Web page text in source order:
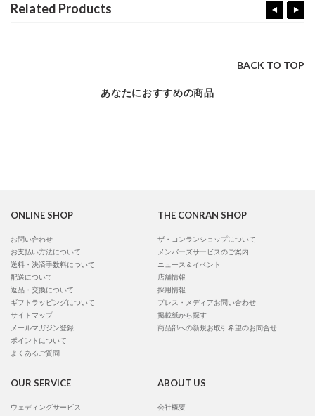
Related Products
BACK TO TOP
あなたにおすすめの商品
ONLINE SHOP
お問い合わせ
お支払い方法について
送料・決済手数料について
配送について
返品・交換について
ギフトラッピングについて
サイトマップ
メールマガジン登録
ポイントについて
よくあるご質問
THE CONRAN SHOP
ザ・コンランショップについて
メンバーズサービスのご案内
ニュース＆イベント
店舗情報
採用情報
プレス・メディアお問い合わせ
掲載紙から探す
商品部への新規お取引希望のお問合せ
OUR SERVICE
ウェディングサービス
ABOUT US
会社概要